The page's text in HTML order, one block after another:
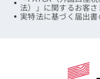
法）」に関するお客
実特法に基づく届出